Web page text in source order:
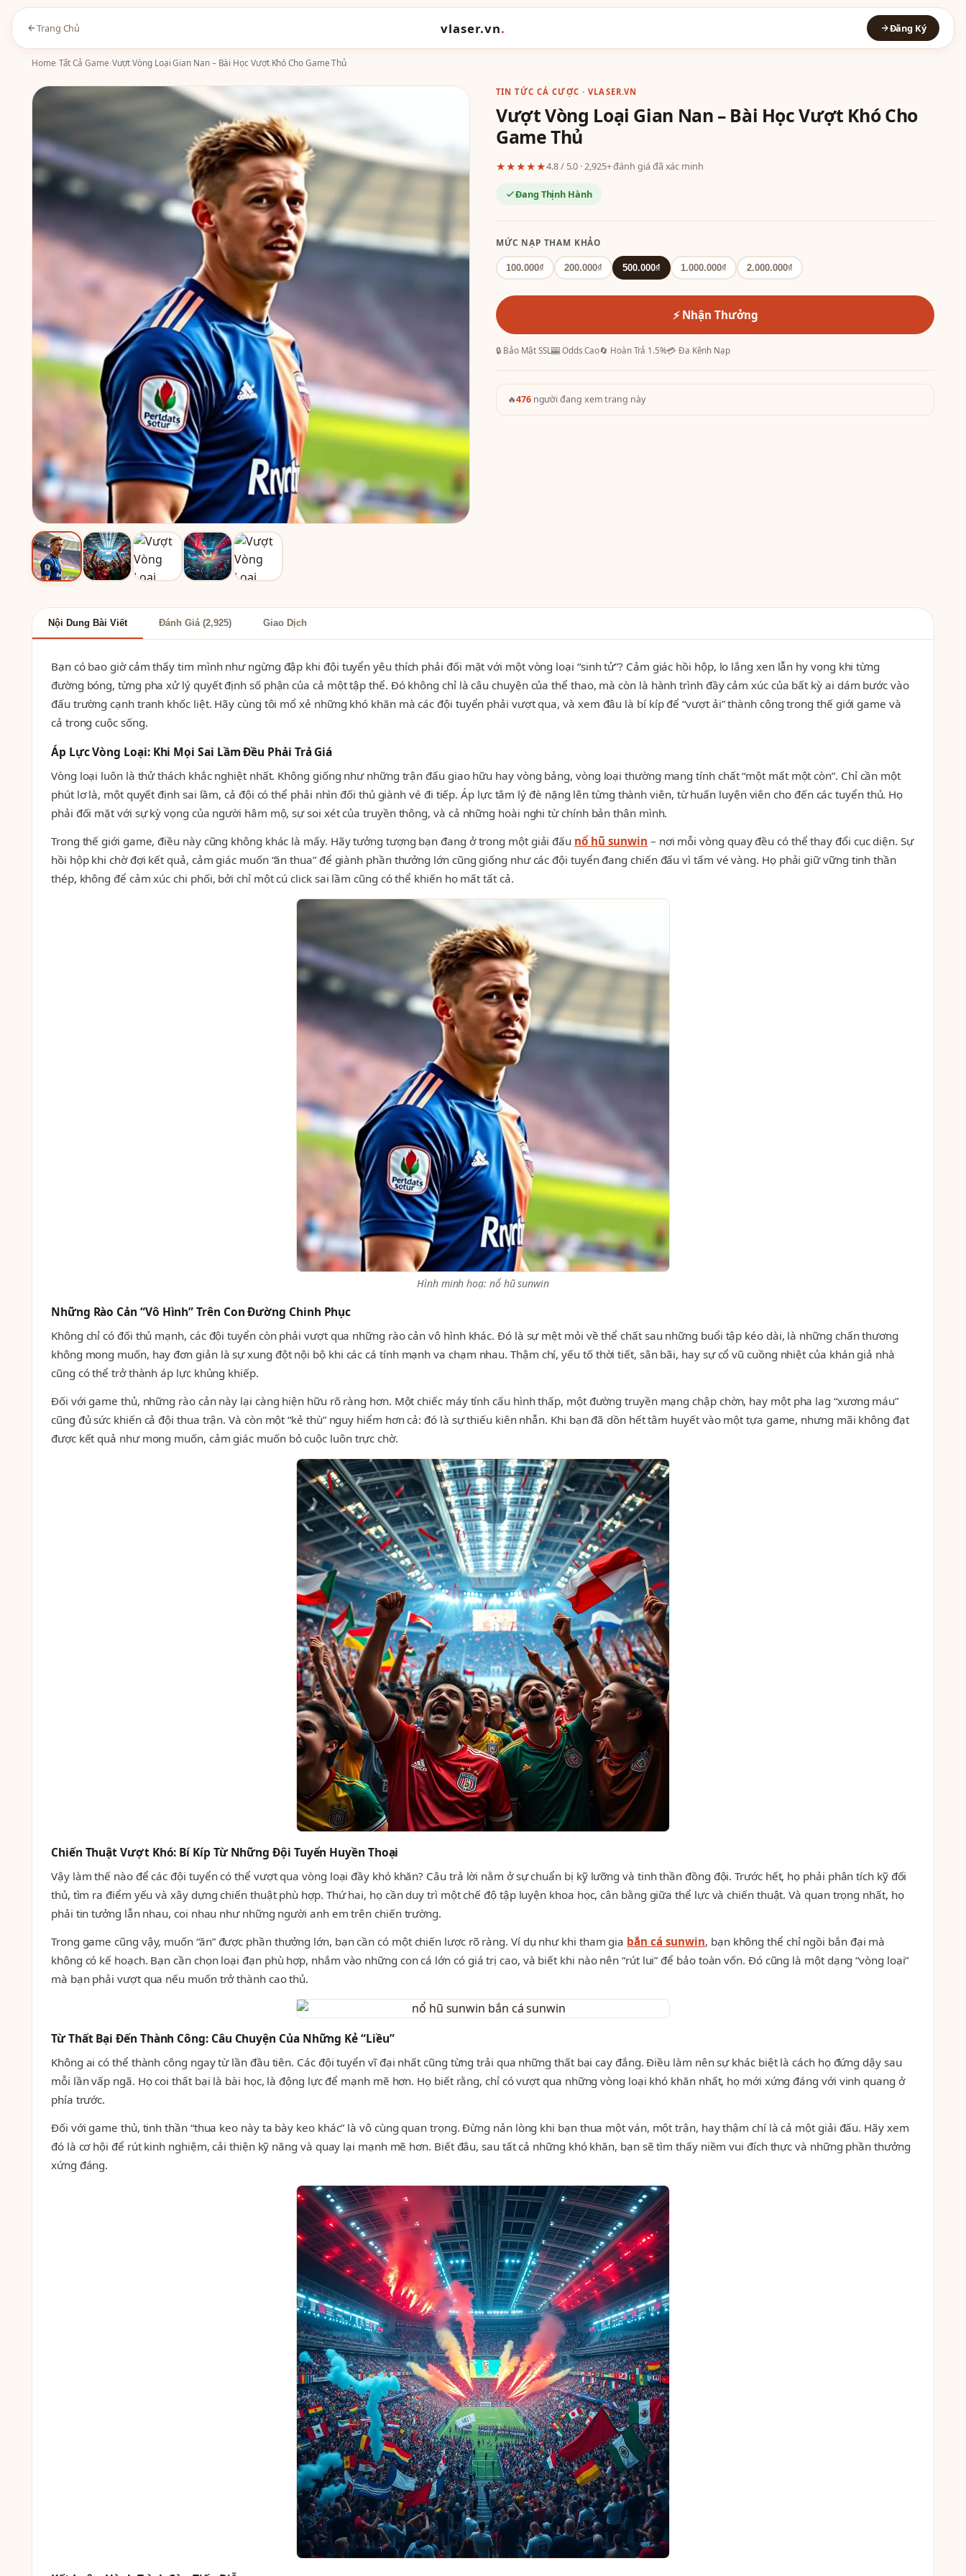
Trang Chủ vlaser.vn. Đăng Ký
Home›Tất Cả Game›Vượt Vòng Loại Gian Nan – Bài Học Vượt Khó Cho Game Thủ
TIN TỨC CÁ CƯỢC · VLASER.VN
Vượt Vòng Loại Gian Nan – Bài Học Vượt Khó Cho
Game Thủ
★★★★★4.8 / 5.0 · 2,925+ đánh giá đã xác minh
Đang Thịnh Hành
MỨC NẠP THAM KHẢO
100.000₫ 200.000₫ 500.000₫ 1.000.000₫ 2.000.000₫
⚡ Nhận Thưởng
🔒 Bảo Mật SSL🎰 Odds Cao🔄 Hoàn Trả 1.5%💳 Đa Kênh Nạp
🔥476người đang xem trang này
Nội Dung Bài Viết Đánh Giá (2,925) Giao Dịch
Bạn có bao giờ cảm thấy tim mình như ngừng đập khi đội tuyển yêu thích phải đối mặt với một vòng loại “sinh tử”? Cảm giác hồi hộp, lo lắng xen lẫn hy vọng khi từng
đường bóng, từng pha xử lý quyết định số phận của cả một tập thể. Đó không chỉ là câu chuyện của thể thao, mà còn là hành trình đầy cảm xúc của bất kỳ ai dám bước vào
đấu trường cạnh tranh khốc liệt. Hãy cùng tôi mổ xẻ những khó khăn mà các đội tuyển phải vượt qua, và xem đâu là bí kíp để “vượt ải” thành công trong thế giới game và
cả trong cuộc sống.
Áp Lực Vòng Loại: Khi Mọi Sai Lầm Đều Phải Trả Giá
Vòng loại luôn là thử thách khắc nghiệt nhất. Không giống như những trận đấu giao hữu hay vòng bảng, vòng loại thường mang tính chất “một mất một còn”. Chỉ cần một
phút lơ là, một quyết định sai lầm, cả đội có thể phải nhìn đối thủ giành vé đi tiếp. Áp lực tâm lý đè nặng lên từng thành viên, từ huấn luyện viên cho đến các tuyển thủ. Họ
phải đối mặt với sự kỳ vọng của người hâm mộ, sự soi xét của truyền thông, và cả những hoài nghi từ chính bản thân mình.
Trong thế giới game, điều này cũng không khác là mấy. Hãy tưởng tượng bạn đang ở trong một giải đấu nổ hũ sunwin – nơi mỗi vòng quay đều có thể thay đổi cục diện. Sự
hồi hộp khi chờ đợi kết quả, cảm giác muốn “ăn thua” để giành phần thưởng lớn cũng giống như các đội tuyển đang chiến đấu vì tấm vé vàng. Họ phải giữ vững tinh thần
thép, không để cảm xúc chi phối, bởi chỉ một cú click sai lầm cũng có thể khiến họ mất tất cả.
Hình minh hoạ: nổ hũ sunwin
Những Rào Cản “Vô Hình” Trên Con Đường Chinh Phục
Không chỉ có đối thủ mạnh, các đội tuyển còn phải vượt qua những rào cản vô hình khác. Đó là sự mệt mỏi về thể chất sau những buổi tập kéo dài, là những chấn thương
không mong muốn, hay đơn giản là sự xung đột nội bộ khi các cá tính mạnh va chạm nhau. Thậm chí, yếu tố thời tiết, sân bãi, hay sự cổ vũ cuồng nhiệt của khán giả nhà
cũng có thể trở thành áp lực khủng khiếp.
Đối với game thủ, những rào cản này lại càng hiện hữu rõ ràng hơn. Một chiếc máy tính cấu hình thấp, một đường truyền mạng chập chờn, hay một pha lag “xương máu”
cũng đủ sức khiến cả đội thua trận. Và còn một “kẻ thù” nguy hiểm hơn cả: đó là sự thiếu kiên nhẫn. Khi bạn đã dồn hết tâm huyết vào một tựa game, nhưng mãi không đạt
được kết quả như mong muốn, cảm giác muốn bỏ cuộc luôn trực chờ.
Chiến Thuật Vượt Khó: Bí Kíp Từ Những Đội Tuyển Huyền Thoại
Vậy làm thế nào để các đội tuyển có thể vượt qua vòng loại đầy khó khăn? Câu trả lời nằm ở sự chuẩn bị kỹ lưỡng và tinh thần đồng đội. Trước hết, họ phải phân tích kỹ đối
thủ, tìm ra điểm yếu và xây dựng chiến thuật phù hợp. Thứ hai, họ cần duy trì một chế độ tập luyện khoa học, cân bằng giữa thể lực và chiến thuật. Và quan trọng nhất, họ
phải tin tưởng lẫn nhau, coi nhau như những người anh em trên chiến trường.
Trong game cũng vậy, muốn “ăn” được phần thưởng lớn, bạn cần có một chiến lược rõ ràng. Ví dụ như khi tham gia bắn cá sunwin, bạn không thể chỉ ngồi bắn đại mà
không có kế hoạch. Bạn cần chọn loại đạn phù hợp, nhắm vào những con cá lớn có giá trị cao, và biết khi nào nên “rút lui” để bảo toàn vốn. Đó cũng là một dạng “vòng loại”
mà bạn phải vượt qua nếu muốn trở thành cao thủ.
Từ Thất Bại Đến Thành Công: Câu Chuyện Của Những Kẻ “Liều”
Không ai có thể thành công ngay từ lần đầu tiên. Các đội tuyển vĩ đại nhất cũng từng trải qua những thất bại cay đắng. Điều làm nên sự khác biệt là cách họ đứng dậy sau
mỗi lần vấp ngã. Họ coi thất bại là bài học, là động lực để mạnh mẽ hơn. Họ biết rằng, chỉ có vượt qua những vòng loại khó khăn nhất, họ mới xứng đáng với vinh quang ở
phía trước.
Đối với game thủ, tinh thần “thua keo này ta bày keo khác” là vô cùng quan trọng. Đừng nản lòng khi bạn thua một ván, một trận, hay thậm chí là cả một giải đấu. Hãy xem
đó là cơ hội để rút kinh nghiệm, cải thiện kỹ năng và quay lại mạnh mẽ hơn. Biết đâu, sau tất cả những khó khăn, bạn sẽ tìm thấy niềm vui đích thực và những phần thưởng
xứng đáng.